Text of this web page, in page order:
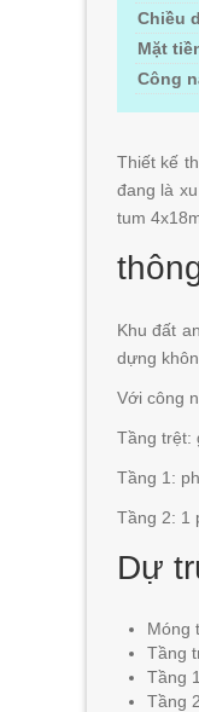
Chiều
Mặt
Công
Thiết kế
đang là
tum
Khu đất
dựng
Với công
Tầng trệt:
Tầng 1:
Tầng 2: 1
Dự
Móng
Tầng
Tầng
Tầng